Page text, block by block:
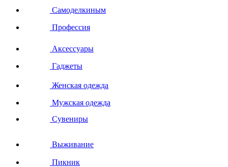
Самоделкиным
Профессия
Аксессуары
Гаджеты
Женская одежда
Мужская одежда
Сувениры
Выживание
Пикник